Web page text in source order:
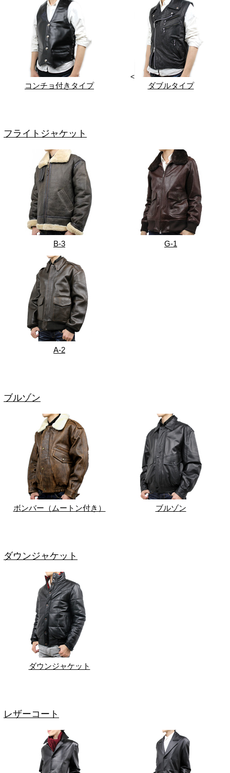
コンチョ付きタイプ
<
ダブルタイプ
フライトジャケット
B-3 G-1
A-2
ブルゾン
ボンバー（ムートン付き） ブルゾン
ダウンジャケット
ダウンジャケット
レザーコート